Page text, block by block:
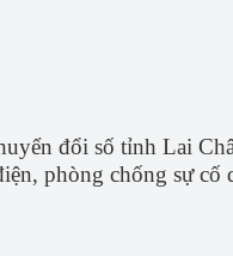
đổi số tỉnh Lai
phòng chống sự cố